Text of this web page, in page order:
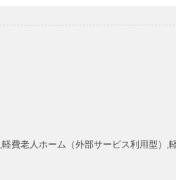
費老人ホーム（外部サービス利用型）,